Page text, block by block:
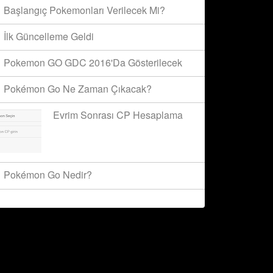
Başlangıç Pokemonları Verilecek Mi?
İlk Güncelleme Geldi
Pokemon GO GDC 2016'da Gösterilecek
Pokémon Go Ne Zaman Çıkacak?
Evrim Sonrası CP Hesaplama
Pokémon Go Nedir?